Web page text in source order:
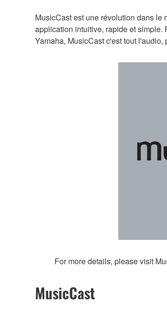
MusicCast est une révolution dans
application intuitive, rapide et simple.
Yamaha, MusicCast c'est tout l'audio,
For more details, please visit
MusicCast